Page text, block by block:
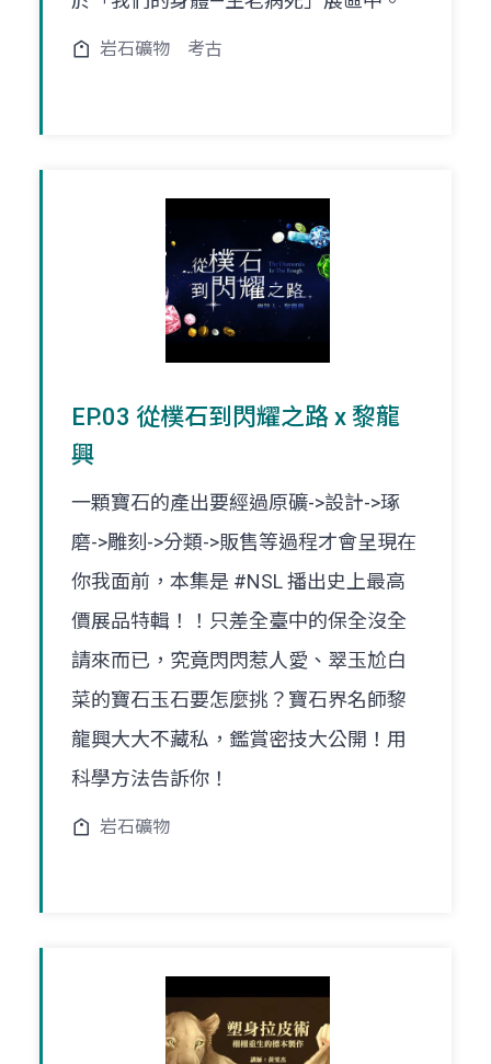
岩石礦物 考古
EP.03 從樸石到閃耀之路 x 黎龍
興
一顆寶石的產出要經過原礦->設計->琢
磨->雕刻->分類->販售等過程才會呈現在
你我面前，本集是 #NSL 播出史上最高
價展品特輯！！只差全臺中的保全沒全
請來而已，究竟閃閃惹人愛、翠玉尬白
菜的寶石玉石要怎麼挑？寶石界名師黎
龍興大大不藏私，鑑賞密技大公開！用
科學方法告訴你！
岩石礦物